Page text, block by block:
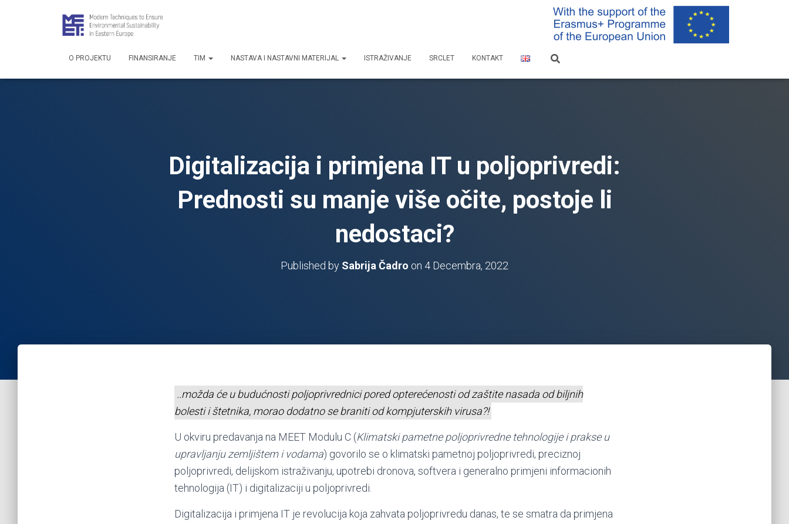
O PROJEKTU FINANSIRANJE TIM NASTAVA I NASTAVNI MATERIJAL ISTRAŽIVANJE SRCLET KONTAKT
Digitalizacija i primjena IT u poljoprivredi:
Prednosti su manje više očite, postoje li
nedostaci?
Published by Sabrija Čadro on 4 Decembra, 2022
..možda će u budućnosti poljoprivrednici pored opterećenosti od zaštite nasada od biljnih
bolesti i štetnika, morao dodatno se braniti od kompjuterskih virusa?!
U okviru predavanja na MEET Modulu C (Klimatski pametne poljoprivredne tehnologije i prakse u
upravljanju zemljištem i vodama) govorilo se o klimatski pametnoj poljoprivredi, preciznoj
poljoprivredi, delijskom istraživanju, upotrebi dronova, softvera i generalno primjeni informacionih
tehnologija (IT) i digitalizaciji u poljoprivredi.
Digitalizacija i primjena IT je revolucija koja zahvata poljoprivredu danas, te se smatra da primjena